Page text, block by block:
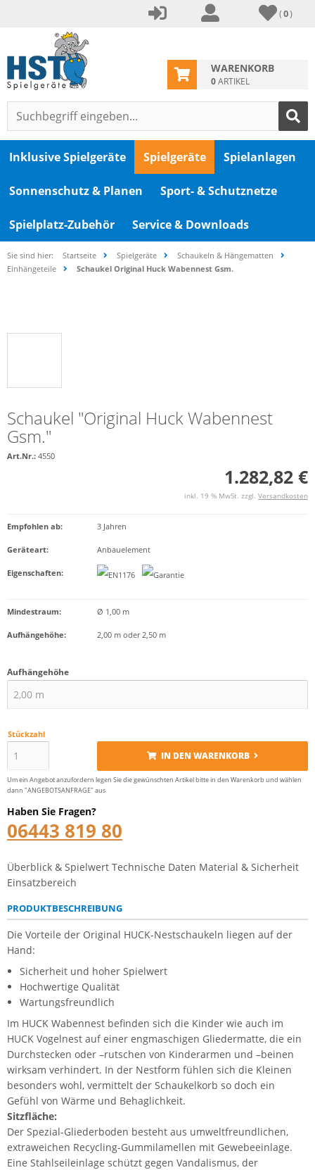
(0)
WARENKORB
0ARTIKEL
Inklusive Spielgeräte Spielgeräte Spielanlagen
Sonnenschutz & Planen Sport- & Schutznetze
Spielplatz-Zubehör Service & Downloads
Sie sind hier: Startseite Spielgeräte
Schaukeln & Hängematten
Einhängeteile
Schaukel Original Huck Wabennest Gsm.
Schaukel "Original Huck Wabennest
Gsm."
Art.Nr.: 4550
1.282,82 €
inkl. 19 % MwSt. zzgl. Versandkosten
Empfohlen ab: 3 Jahren
Geräteart: Anbauelement
Eigenschaften:
Mindestraum: Ø 1,00 m
Aufhängehöhe: 2,00 m oder 2,50 m
Aufhängehöhe
Stückzahl
IN DEN WARENKORB
Um ein Angebot anzufordern legen Sie die gewünschten Artikel bitte in den Warenkorb und wählen
dann "ANGEBOTSANFRAGE" aus
Haben Sie Fragen?
06443 819 80
Überblick & Spielwert Technische Daten Material & Sicherheit
Einsatzbereich
PRODUKTBESCHREIBUNG
Die Vorteile der Original HUCK-Nestschaukeln liegen auf der
Hand:
Sicherheit und hoher Spielwert
Hochwertige Qualität
Wartungsfreundlich
Im HUCK Wabennest befinden sich die Kinder wie auch im
HUCK Vogelnest auf einer engmaschigen Gliedermatte, die ein
Durchstecken oder –rutschen von Kinderarmen und –beinen
wirksam verhindert. In der Nestform fühlen sich die Kleinen
besonders wohl, vermittelt der Schaukelkorb so doch ein
Gefühl von Wärme und Behaglichkeit.
Sitzfläche:
Der Spezial-Gliederboden besteht aus umweltfreundlichen,
extraweichen Recycling-Gummilamellen mit Gewebeeinlage.
Eine Stahlseileinlage schützt gegen Vandalismus, der